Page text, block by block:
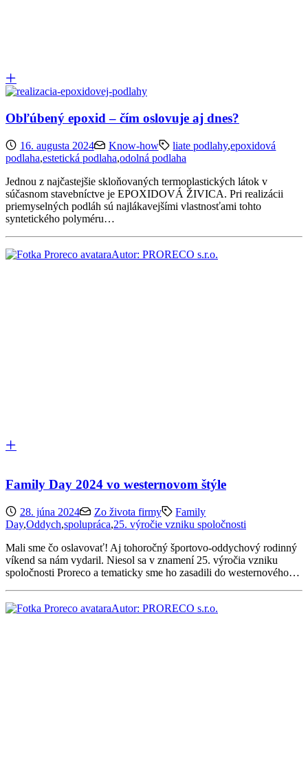
Obľúbený epoxid – čím oslovuje aj dnes?
16. augusta 2024 Know-how liate podlahy,epoxidová
podlaha,estetická podlaha,odolná podlaha
Jednou z najčastejšie skloňovaných termoplastických látok v
súčasnom stavebníctve je EPOXIDOVÁ ŽIVICA. Pri realizácii
priemyselných podláh sú najlákavejšími vlastnosťami tohto
syntetického polyméru…
Autor: PRORECO s.r.o.
Family Day 2024 vo westernovom štýle
28. júna 2024 Zo života firmy
Family
Day,Oddych,spolupráca,25. výročie vzniku spoločnosti
Mali sme čo oslavovať! Aj tohoročný športovo-oddychový rodinný
víkend sa nám vydaril. Niesol sa v znamení 25. výročia vzniku
spoločnosti Proreco a tematicky sme ho zasadili do westernového…
Autor: PRORECO s.r.o.